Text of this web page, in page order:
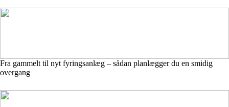
Fra gammelt til nyt fyringsanlæg – sådan planlægger du en smidig
overgang